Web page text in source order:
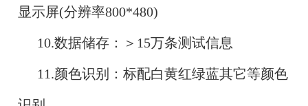
显示屏(分辨率800*480)
10.数据储存：＞15万条测试信息
11.颜色识别：标配白黄红绿蓝其它等颜色